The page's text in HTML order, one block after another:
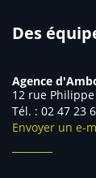
Des
Agence
12 rue
Tél. : 02 47 23
Envoyer un e-